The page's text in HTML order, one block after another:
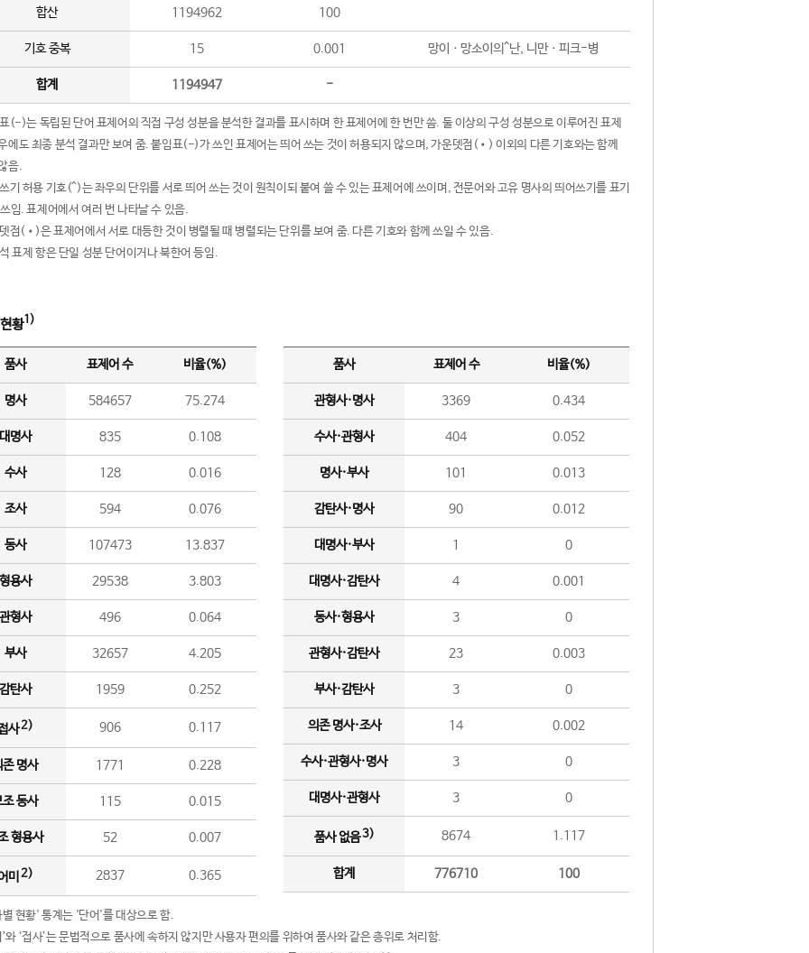
합산 1194962 100
기호 중복 15 0.001 망이ㆍ망소이의^난, 니만ㆍ피크-병
합계 1194947 -
(-)는 독립된 단어 표제어의 직접 구성 성분을 분석한 결과를 표시하며 한 표제어에 한 번만 씀. 둘 이상의 구성 성분으로 이루어진 표제
에도 최종 분석 결과만 보여 줌. 붙임표(-)가 쓰인 표제어는 띄어 쓰는 것이 허용되지 않으며, 가운뎃점(•) 이외의 다른 기호와는 함께
음.
기 허용 기호(^)는 좌우의 단위를 서로 띄어 쓰는 것이 원칙이되 붙여 쓸 수 있는 표제어에 쓰이며, 전문어와 고유 명사의 띄어쓰기를 표기
임. 표제어에서 여러 번 나타날 수 있음.
점(•)은 표제어에서 서로 대등한 것이 병렬될 때 병렬되는 단위를 보여 줌. 다른 기호와 함께 쓰일 수 있음.
표제 항은 단일 성분 단어이거나 북한어 등임.
황1)
품사 표제어 수 비율(%)
명사 584657 75.274
명사 835 0.108
수사 128 0.016
조사 594 0.076
동사 107473 13.837
용사 29538 3.803
형사 496 0.064
부사 32657 4.205
탄사 1959 0.252
사2) 906 0.117
존 명사 1771 0.228
조 동사 115 0.015
형용사 52 0.007
미 2) 2837 0.365
품사 표제어 수 비율(%)
관형사·명사 3369 0.434
수사·관형사 404 0.052
명사·부사 101 0.013
감탄사·명사 90 0.012
대명사·부사 1 0
대명사·감탄사 4 0.001
동사·형용사 3 0
관형사·감탄사 23 0.003
부사·감탄사 3 0
의존 명사·조사 14 0.002
수사·관형사·명사 3 0
대명사·관형사 3 0
품사 없음3) 8674 1.117
합계 776710 100
현황' 통계는 '단어'를 대상으로 함.
와 ‘접사’는 문법적으로 품사에 속하지 않지만 사용자 편의를 위하여 품사와 같은 층위로 처리함.